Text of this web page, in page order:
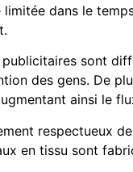
dans le
publicitaires sont
des gens. De
ainsi le
respectueux
en tissu sont